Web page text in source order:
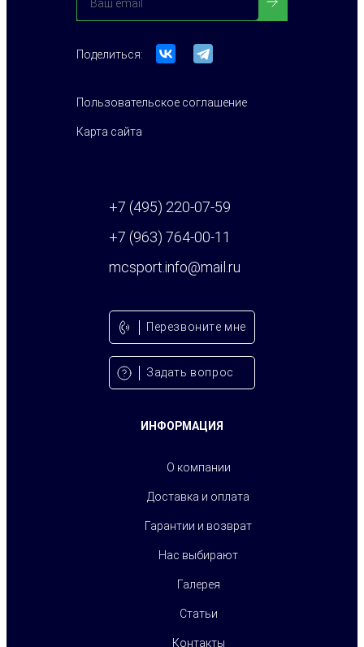
Поделиться:
Пользовательское соглашение
Карта сайта
ИНФОРМАЦИЯ
О компании
Доставка и оплата
Гарантии и возврат
Нас выбирают
Галерея
Статьи
Контакты
+7 (495) 220-07-59
+7 (963) 764-00-11
mcsport.info@mail.ru
Перезвонитe мне
Задать вопрос